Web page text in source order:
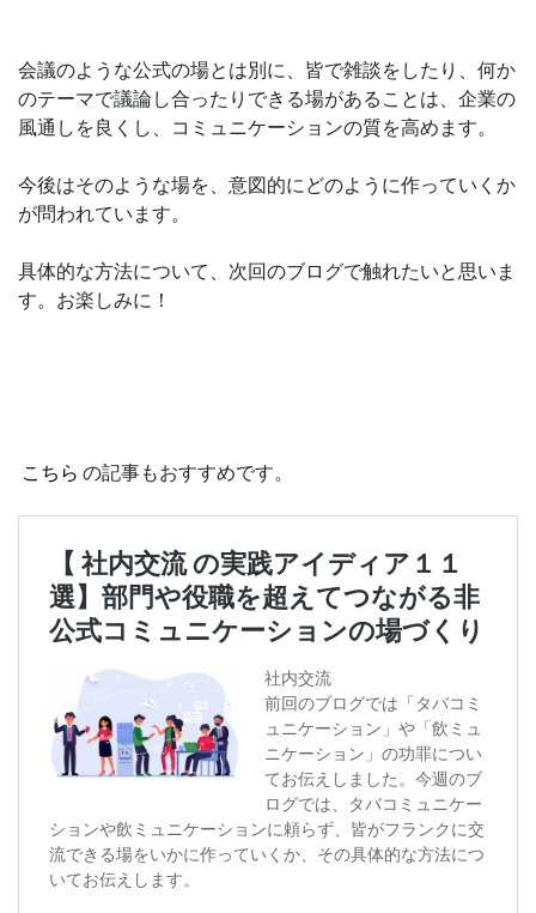
会議のような公式の場とは別に、皆で雑談をしたり、何か
のテーマで議論し合ったりできる場があることは、企業の
風通しを良くし、コミュニケーションの質を高めます。
今後はそのような場を、意図的にどのように作っていくか
が問われています。
具体的な方法について、次回のブログで触れたいと思いま
す。お楽しみに！
こちら の記事もおすすめです。